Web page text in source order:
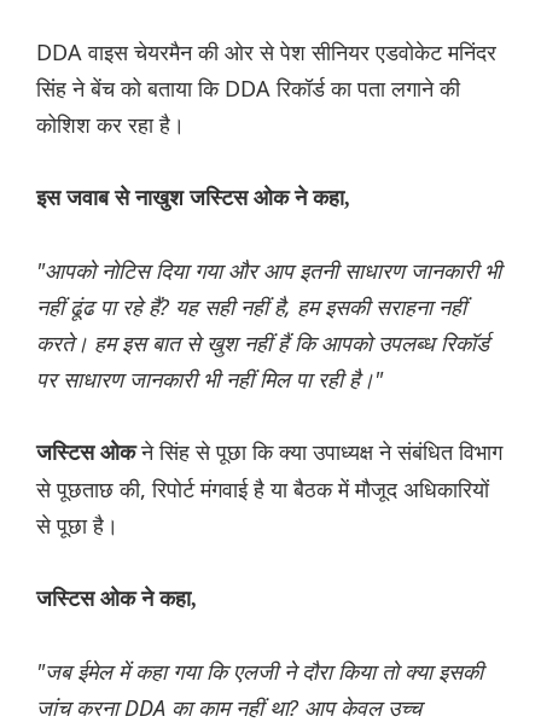
DDA वाइस चेयरमैन की ओर से पेश सीनियर एडवोकेट मनिंदर
सिंह ने बेंच को बताया कि DDA रिकॉर्ड का पता लगाने की
कोशिश कर रहा है।
इस जवाब से नाखुश जस्टिस ओक ने कहा,
"आपको नोटिस दिया गया और आप इतनी साधारण जानकारी भी
नहीं ढूंढ पा रहे हैं? यह सही नहीं है, हम इसकी सराहना नहीं
करते। हम इस बात से खुश नहीं हैं कि आपको उपलब्ध रिकॉर्ड
पर साधारण जानकारी भी नहीं मिल पा रही है।"
जस्टिस ओकने सिंह से पूछा कि क्या उपाध्यक्ष ने संबंधित विभाग
से पूछताछ की, रिपोर्ट मंगवाई है या बैठक में मौजूद अधिकारियों
से पूछा है।
जस्टिस ओक ने कहा,
"जब ईमेल में कहा गया कि एलजी ने दौरा किया तो क्या इसकी
जांच करना DDA का काम नहीं था? आप केवल उच्च